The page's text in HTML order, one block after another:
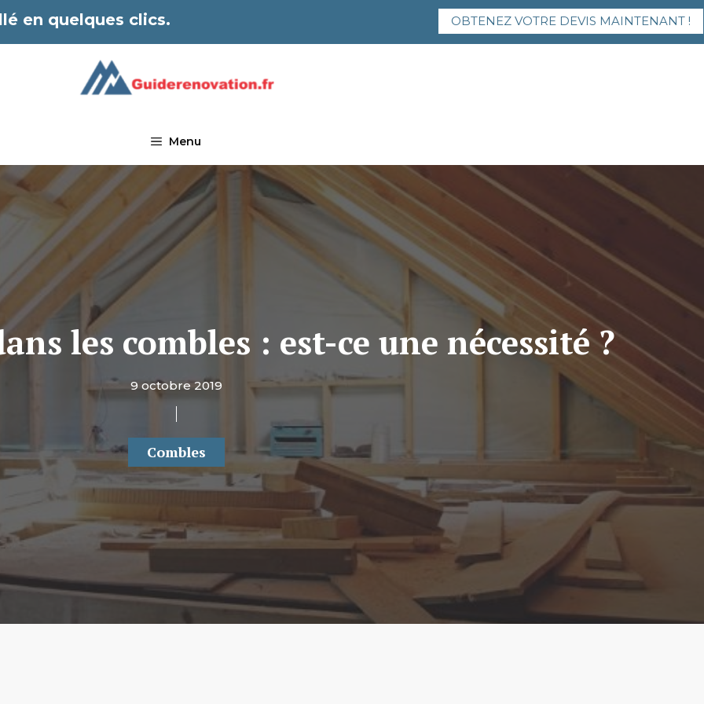
en quelques clics. OBTENEZ VOTRE DEVIS MAINTENANT !
Menu
les combles : est-ce une nécessité ?
9 octobre 2019
Combles